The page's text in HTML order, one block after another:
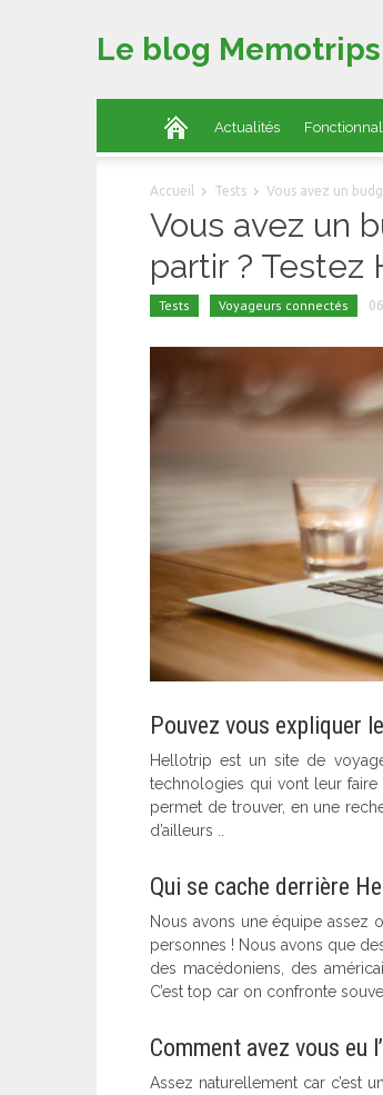
Le blog
Actualités
Accueil Tests Vous avez un
Vous avez un
partir ? Testez
Tests Voyageurs connectés
Pouvez vous expliquer
Hellotrip est un site de
technologies qui vont leur faire
permet de trouver, en une
d’ailleurs ..
Qui se cache derrière
Nous avons une équipe assez
personnes ! Nous avons que
des macédoniens, des
C’est top car on confronte
Comment avez vous eu
Assez naturellement car c’est